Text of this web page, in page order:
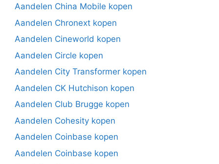
Aandelen China Mobile kopen
Aandelen Chronext kopen
Aandelen Cineworld kopen
Aandelen Circle kopen
Aandelen City Transformer kopen
Aandelen CK Hutchison kopen
Aandelen Club Brugge kopen
Aandelen Cohesity kopen
Aandelen Coinbase kopen
Aandelen Coinbase kopen